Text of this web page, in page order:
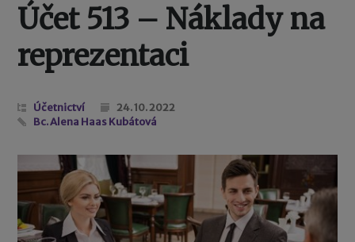
Účet 513 – Náklady na
reprezentaci
Účetnictví
24. 10. 2022
Bc. Alena Haas Kubátová